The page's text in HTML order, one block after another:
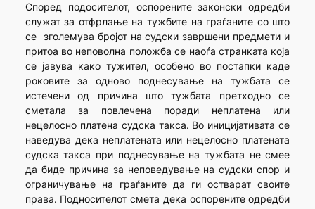
Според подосителот, оспорените законски одредби
служат за отфрлање на тужбите на граѓаните со што
се зголемува бројот на судски завршени предмети и
притоа во неповолна положба се наоѓа странката која
се јавува како тужител, особено во постапки каде
роковите за одново поднесување на тужбата се
истечени од причина што тужбата претходно се
сметала за повлечена поради неплатена или
нецелосно платена судска такса. Во иницијативата се
наведува дека неплатената или нецелосно платената
судска такса при поднесување на тужбата не смее
да биде причина за неповедување на судски спор и
ограничување на граѓаните да ги остварат своите
права. Подносителот смета дека оспорените одредби